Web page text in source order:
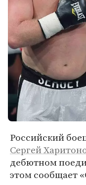
Российский
Сергей
дебютном
этом сообщает